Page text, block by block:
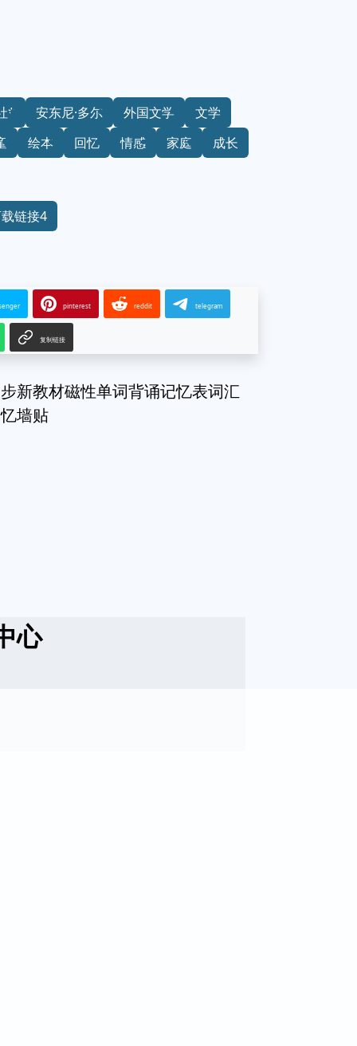
* 安东尼·多尔 外国文学
文学
绘本 回忆 情感 家庭 成长
链接4
pinterest reddit telegram
复制链接
新教材磁性单词背诵记忆表词汇
墙贴
心